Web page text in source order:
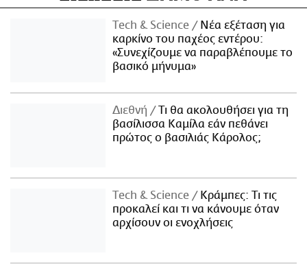
Τech & Science
Νέα εξέταση για
καρκίνο του παχέος εντέρου:
«Συνεχίζουμε να παραβλέπουμε το
βασικό μήνυμα»
Διεθνή
Τι θα ακολουθήσει για τη
βασίλισσα Καμίλα εάν πεθάνει
πρώτος ο βασιλιάς Κάρολος;
Τech & Science
Κράμπες: Τι τις
προκαλεί και τι να κάνουμε όταν
αρχίσουν οι ενοχλήσεις